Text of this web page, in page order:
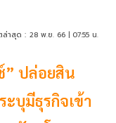
ล่าสุด : 28 พ.ย. 66 | 07:55 น.
” ปล่อยสิน
บุมีธุรกิจเข้า